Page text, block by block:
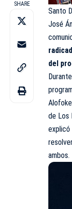
SHARE
Santo
José
del
de Los
explicó
ambos.